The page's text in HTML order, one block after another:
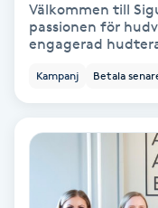
Fransar
Fransfärgning
Fransförlängning
Välkommen till
passionen för
engagerad
kunskap och
självförtroende.
och en genuin
resultat och en
oss ta hand om
bästa!
Kampanj Betala